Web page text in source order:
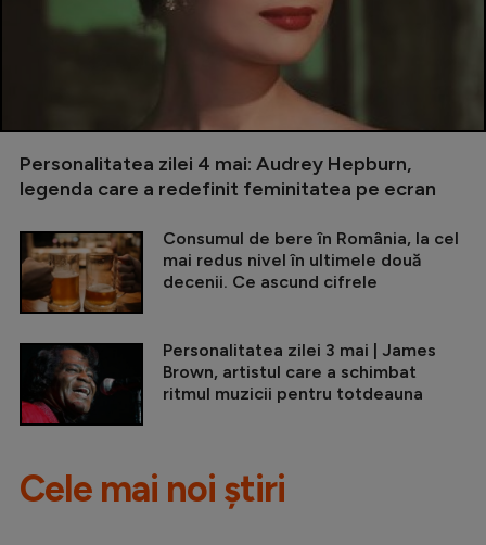
Personalitatea zilei 4 mai: Audrey Hepburn,
legenda care a redefinit feminitatea pe ecran
Consumul de bere în România, la cel
mai redus nivel în ultimele două
decenii. Ce ascund cifrele
Personalitatea zilei 3 mai | James
Brown, artistul care a schimbat
ritmul muzicii pentru totdeauna
Cele mai noi știri